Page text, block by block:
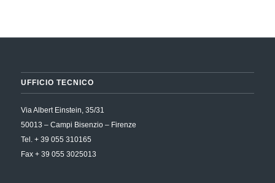
UFFICIO TECNICO
Via Albert Einstein, 35/31
50013 – Campi Bisenzio – Firenze
Tel. + 39 055 310165
Fax + 39 055 3025013